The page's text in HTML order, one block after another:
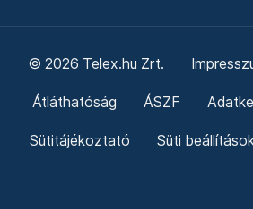
© 2026 Telex.hu Zrt.
Átláthatóság ÁSZF
Sütitájékoztató Süti